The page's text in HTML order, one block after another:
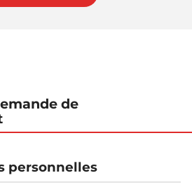
de
personnelles